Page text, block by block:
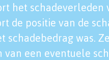
het schadeverleden
de positie van de
schadebedrag was.
van een eventuele